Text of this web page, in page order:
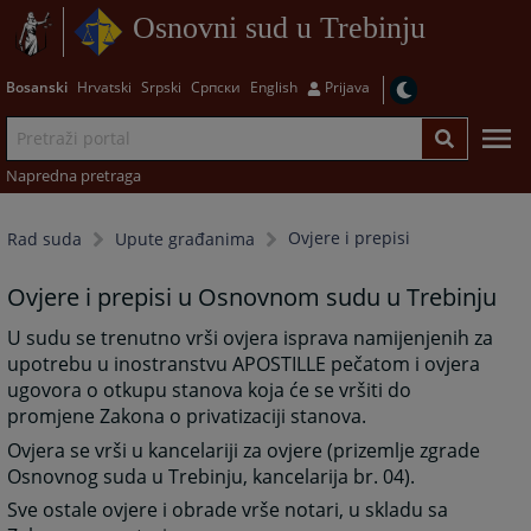
Osnovni sud u Trebinju
Bosanski Hrvatski Srpski Српски English Prijava
Napredna pretraga
Rad suda Upute građanima Ovjere i prepisi
Ovjere i prepisi u Osnovnom sudu u Trebinju
U sudu se trenutno vrši ovjera isprava namijenjenih za
upotrebu u inostranstvu APOSTILLE pečatom i ovjera
ugovora o otkupu stanova koja će se vršiti do
promjene Zakona o privatizaciji stanova.
Ovjera se vrši u kancelariji za ovjere (prizemlje zgrade
Osnovnog suda u Trebinju, kancelarija br. 04).
Sve ostale ovjere i obrade vrše notari, u skladu sa